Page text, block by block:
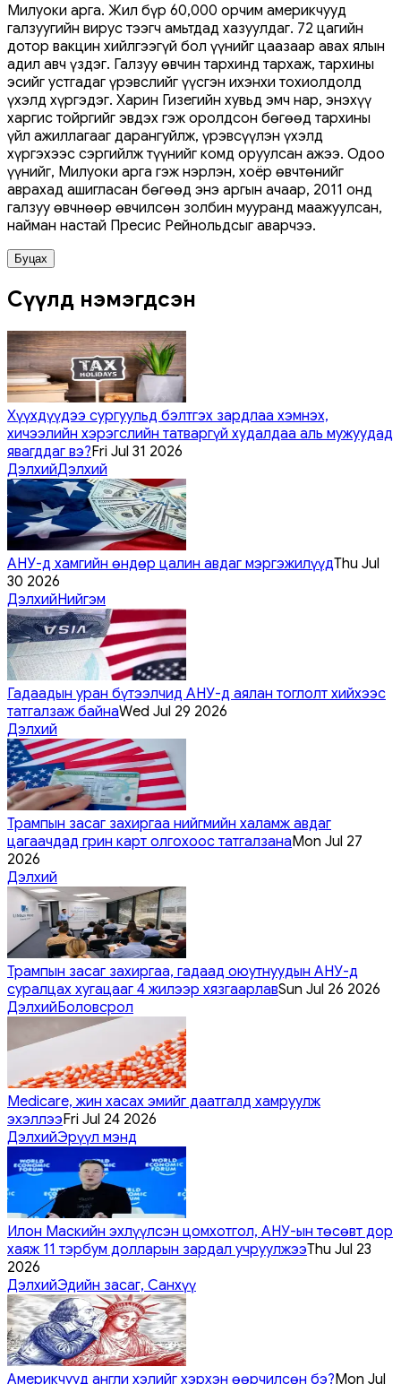
Милуоки арга. Жил бүр 60,000 орчим америкчууд
галзуугийн вирус тээгч амьтдад хазуулдаг. 72 цагийн
дотор вакцин хийлгээгүй бол үүнийг цаазаар авах ялын
адил авч үздэг. Галзуу өвчин тархинд тархаж, тархины
эсийг устгадаг үрэвслийг үүсгэн ихэнхи тохиолдолд
үхэлд хүргэдэг. Харин Гизегийн хувьд эмч нар, энэхүү
харгис тойргийг эвдэх гэж оролдсон бөгөөд тархины
үйл ажиллагааг дарангуйлж, үрэвсүүлэн үхэлд
хүргэхээс сэргийлж түүнийг комд оруулсан ажээ. Одоо
үүнийг, Милуоки арга гэж нэрлэн, хоёр өвчтөнийг
аврахад ашигласан бөгөөд энэ аргын ачаар, 2011 онд
галзуу өвчнөөр өвчилсөн золбин мууранд маажуулсан,
найман настай Пресис Рейнольдсыг аварчээ.
Буцах
Сүүлд нэмэгдсэн
Хүүхдүүдээ сургуульд бэлтгэх зардлаа хэмнэх,
хичээлийн хэрэгслийн татваргүй худалдаа аль мужуудад
явагддаг вэ?Fri Jul 31 2026
ДэлхийДэлхий
АНУ-д хамгийн өндөр цалин авдаг мэргэжилүүдThu Jul
30 2026
ДэлхийНийгэм
Гадаадын уран бүтээлчид АНУ-д аялан тоглолт хийхээс
татгалзаж байнаWed Jul 29 2026
Дэлхий
Трампын засаг захиргаа нийгмийн халамж авдаг
цагаачдад грин карт олгохоос татгалзанаMon Jul 27
2026
Дэлхий
Трампын засаг захиргаа, гадаад оюутнуудын АНУ-д
суралцах хугацааг 4 жилээр хязгаарлавSun Jul 26 2026
ДэлхийБоловсрол
Medicare, жин хасах эмийг даатгалд хамруулж
эхэллээFri Jul 24 2026
ДэлхийЭрүүл мэнд
Илон Маскийн эхлүүлсэн цомхотгол, АНУ-ын төсөвт дор
хаяж 11 тэрбум долларын зардал учруулжээThu Jul 23
2026
ДэлхийЭдийн засаг, Санхүү
Америкчууд англи хэлийг хэрхэн өөрчилсөн бэ?Mon Jul